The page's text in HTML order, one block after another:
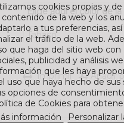
Elige aquí el color de
Imprimir Añadir
cookies propias y
contenido de la web y los
a tus preferencias,
el tráfico de la web.
que haga del sitio web
publicidad y análisis
que les haya
uso que haya hecho de
opciones de
de Cookies para
información
Personalizar